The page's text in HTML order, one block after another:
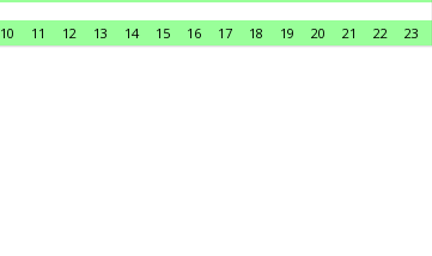
10 11 12 13 14 15 16 17 18 19 20 21 22 23